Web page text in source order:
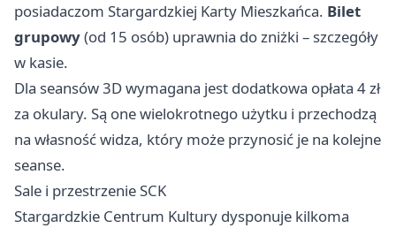
posiadaczom Stargardzkiej Karty Mieszkańca. Bilet
grupowy(od 15 osób) uprawnia do zniżki – szczegóły
w kasie.
Dla seansów 3D wymagana jest dodatkowa opłata 4 zł
za okulary. Są one wielokrotnego użytku i przechodzą
na własność widza, który może przynosić je na kolejne
seanse.
Sale i przestrzenie SCK
Stargardzkie Centrum Kultury dysponuje kilkoma